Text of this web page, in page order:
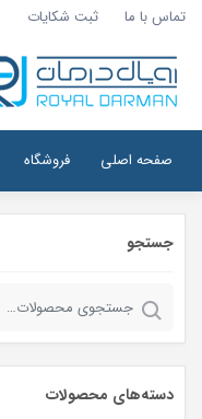
تماس با ما ثبت شکایات
صفحه اصلی فروشگاه
جستجو
جستجو
دسته‌های محصولات